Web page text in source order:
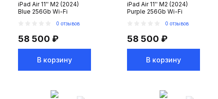
iPad Air 11'' M2 (2024)
Blue 256Gb Wi-Fi
0 отзывов
58 500 ₽
В корзину
iPad Air 11'' M2 (2024)
Purple 256Gb Wi-Fi
0 отзывов
58 500 ₽
В корзину